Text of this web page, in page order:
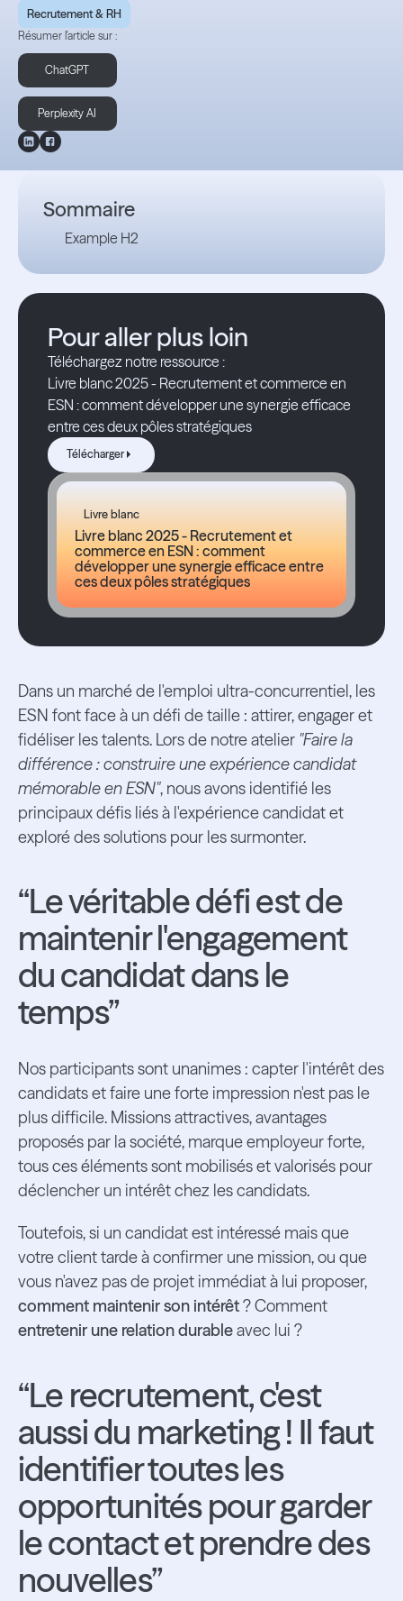
Recrutement & RH
Résumer l'article sur :
ChatGPT
Perplexity AI
Sommaire
Example H2
Pour aller plus loin
Téléchargez notre ressource :
Livre blanc 2025 - Recrutement et commerce en
ESN : comment développer une synergie efficace
entre ces deux pôles stratégiques
Télécharger
Télécharger
Livre blanc
Livre blanc 2025 - Recrutement et
commerce en ESN : comment
développer une synergie efficace entre
ces deux pôles stratégiques
Dans un marché de l'emploi ultra-concurrentiel, les
ESN font face à un défi de taille : attirer, engager et
fidéliser les talents. Lors de notre atelier "Faire la
différence : construire une expérience candidat
mémorable en ESN", nous avons identifié les
principaux défis liés à l'expérience candidat et
exploré des solutions pour les surmonter.
“Le véritable défi est de
maintenir l'engagement
du candidat dans le
temps”
Nos participants sont unanimes : capter l'intérêt des
candidats et faire une forte impression n'est pas le
plus difficile. Missions attractives, avantages
proposés par la société, marque employeur forte,
tous ces éléments sont mobilisés et valorisés pour
déclencher un intérêt chez les candidats.
Toutefois, si un candidat est intéressé mais que
votre client tarde à confirmer une mission, ou que
vous n'avez pas de projet immédiat à lui proposer,
comment maintenir son intérêt? Comment
entretenir une relation durableavec lui ?
“Le recrutement, c'est
aussi du marketing ! Il faut
identifier toutes les
opportunités pour garder
le contact et prendre des
nouvelles”